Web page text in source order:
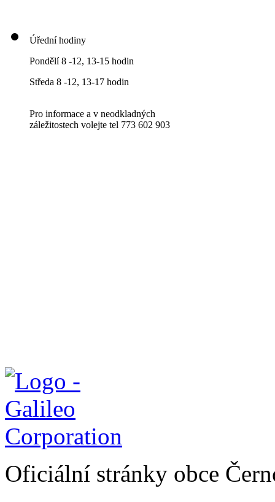
Úřední hodiny
Pondělí 8 -12, 13-15 hodin
Středa 8 -12, 13-17 hodin
Pro informace a v neodkladných
záležitostech volejte tel 773 602 903
Oficiální stránky obce